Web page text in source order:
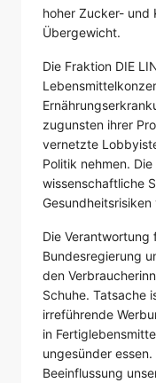
hoher Zucker- und
Übergewicht.
Die Fraktion DIE
zugunsten ihrer
vernetzte
Politik nehmen.
wissenschaftliche
Die
Bundesregierung
den
Schuhe. Tatsache
irreführende
in
ungesünder
Beeinflussung